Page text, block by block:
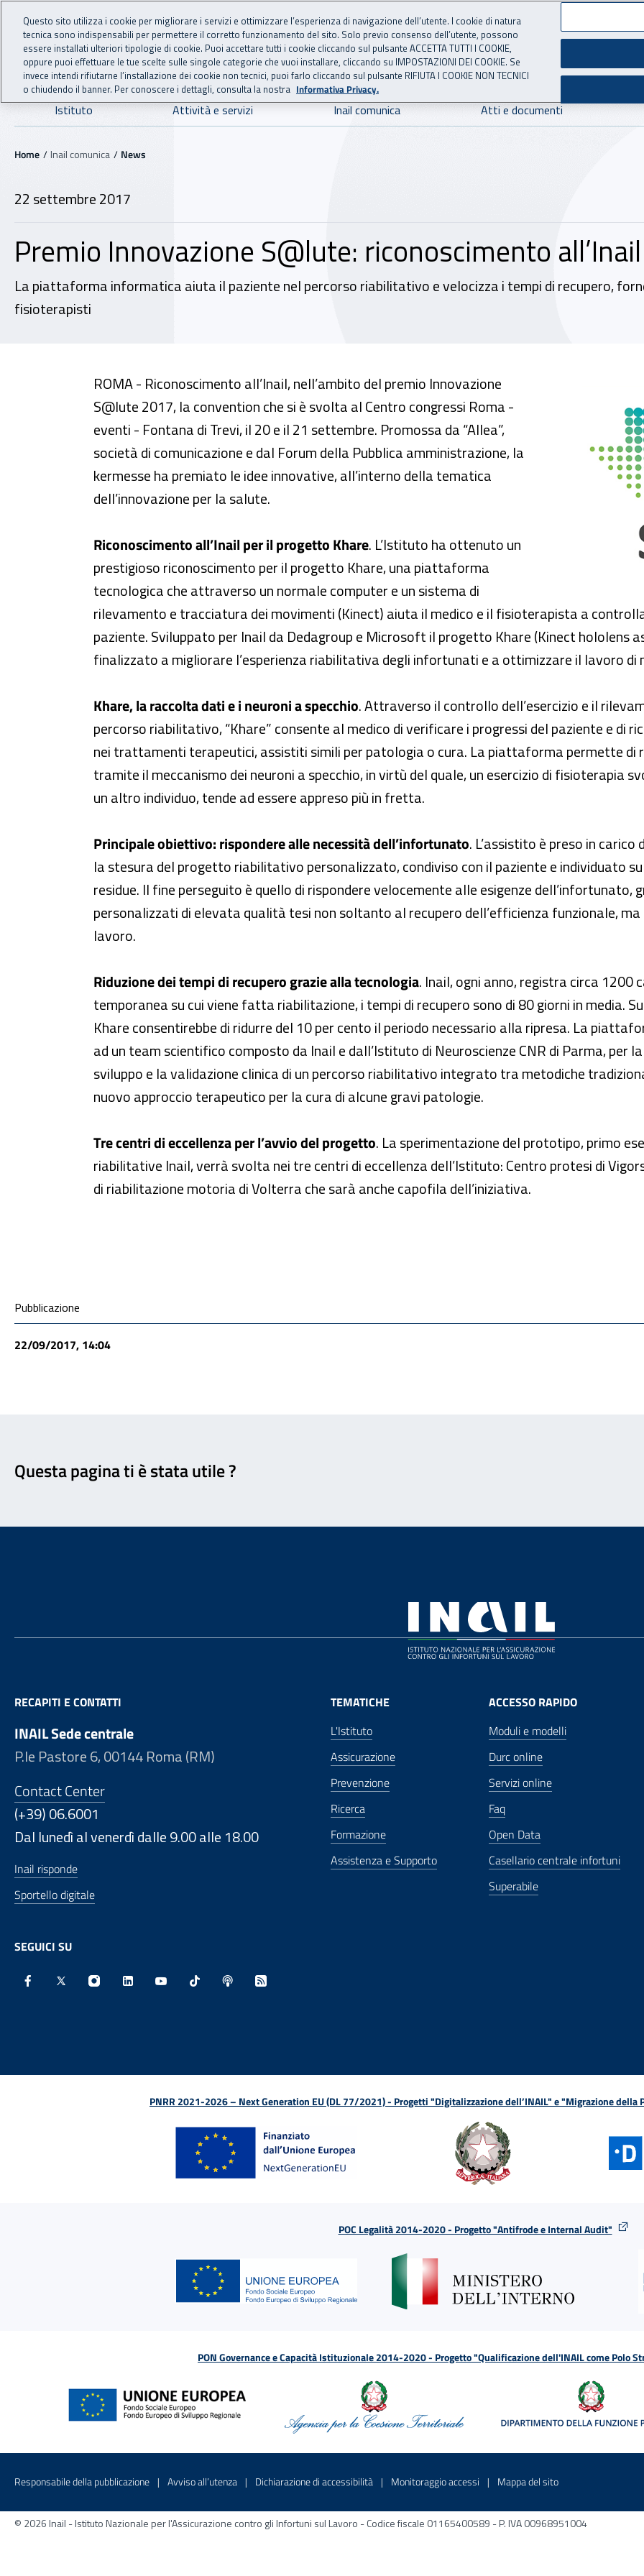
Vai al menu principale
Vai al contenuto principale
INAIL - Istituto Nazionale per l'Assicurazione
Navigazione principale
Istituto Attività e servizi Inail comunica Atti e documenti
Navigazione - Ti trovi in:
Home Inail comunica News
22 settembre 2017
Premio Innovazione S@lute: riconoscimento
La piattaforma informatica aiuta il paziente nel percorso riabilitativo e velocizza i tempi di recupero,
fisioterapisti
Premio Innovazione S@lute: riconoscimento all’Inail per il progetto Khare
ROMA - Riconoscimento all’Inail, nell’ambito del premio Innovazione
S@lute 2017, la convention che si è svolta al Centro congressi Roma -
eventi - Fontana di Trevi, il 20 e il 21 settembre. Promossa da “Allea”,
società di comunicazione e dal Forum della Pubblica amministrazione, la
kermesse ha premiato le idee innovative, all’interno della tematica
dell’innovazione per la salute.
Riconoscimento all’Inail per il progetto Khare. L’Istituto ha ottenuto un
prestigioso riconoscimento per il progetto Khare, una piattaforma
tecnologica che attraverso un normale computer e un sistema di
rilevamento e tracciatura dei movimenti (Kinect) aiuta il medico e il fisioterapista a
paziente. Sviluppato per Inail da Dedagroup e Microsoft il progetto Khare (Kinect hololens
finalizzato a migliorare l’esperienza riabilitativa degli infortunati e a ottimizzare il lavoro di
Khare, la raccolta dati e i neuroni a specchio. Attraverso il controllo dell’esercizio e il
percorso riabilitativo, “Khare” consente al medico di verificare i progressi del paziente e di
nei trattamenti terapeutici, assistiti simili per patologia o cura. La piattaforma permette di
tramite il meccanismo dei neuroni a specchio, in virtù del quale, un esercizio di fisioterapia
un altro individuo, tende ad essere appreso più in fretta.
Principale obiettivo: rispondere alle necessità dell’infortunato. L’assistito è preso in
la stesura del progetto riabilitativo personalizzato, condiviso con il paziente e individuato
residue. Il fine perseguito è quello di rispondere velocemente alle esigenze
personalizzati di elevata qualità tesi non soltanto al recupero dell’efficienza funzionale,
lavoro.
Riduzione dei tempi di recupero grazie alla tecnologia. Inail, ogni anno, registra circa 1200
temporanea su cui viene fatta riabilitazione, i tempi di recupero sono di 80 giorni in media.
Khare consentirebbe di ridurre del 10 per cento il periodo necessario alla ripresa. La
ad un team scientifico composto da Inail e dall’Istituto di Neuroscienze CNR di Parma, per
sviluppo e la validazione clinica di un percorso riabilitativo integrato tra metodiche
nuovo approccio terapeutico per la cura di alcune gravi patologie.
Tre centri di eccellenza per l’avvio del progetto. La sperimentazione del prototipo, primo
riabilitative Inail, verrà svolta nei tre centri di eccellenza dell’Istituto: Centro protesi di
di riabilitazione motoria di Volterra che sarà anche capofila dell’iniziativa.
Condivisione social
Pubblicazione
22/09/2017, 14:04
Questa pagina ti è stata utile ?
RECAPITI E CONTATTI
INAIL Sede centrale
P.le Pastore 6, 00144 Roma (RM)
Contact Center
(+39) 06.6001
Dal lunedì al venerdì dalle 9.00 alle 18.00
Inail risponde
Sportello digitale
SEGUICI SU
TEMATICHE
L'Istituto
Assicurazione
Prevenzione
Ricerca
Formazione
Assistenza e Supporto
ACCESSO RAPIDO
Moduli e modelli
Durc online
Servizi online
Faq
Open Data
Casellario centrale infortuni
Superabile
PNRR 2021-2026 – Next Generation EU (DL 77/2021) - Progetti "Digitalizzazione dell’INAIL" e "Migrazione della
POC Legalità 2014-2020 - Progetto "Antifrode e Internal Audit"
PON Governance e Capacità Istituzionale 2014-2020 - Progetto "Qualificazione dell'INAIL come Polo
Menu di servizio
Responsabile della pubblicazione Sito interno - Apre in una nuova finestra
Avviso all’utenza Sito interno - Apre in una nuova finestra
Dichiarazione di accessibilità Sito interno - Apre in una nuova finestra
Monitoraggio accessi Sito interno - Apre in una nuova
Mappa del sitoSito interno - Apre
© 2026 Inail - Istituto Nazionale per l'Assicurazione contro gli Infortuni sul Lavoro - Codice fiscale 01165400589 - P. IVA 00968951004
Questo sito utilizza i cookie per migliorare i servizi e ottimizzare l’esperienza di navigazione dell’utente. I cookie di natura
tecnica sono indispensabili per permettere il corretto funzionamento del sito. Solo previo consenso dell’utente, possono
essere installati ulteriori tipologie di cookie. Puoi accettare tutti i cookie cliccando sul pulsante ACCETTA TUTTI I COOKIE,
oppure puoi effettuare le tue scelte sulle singole categorie che vuoi installare, cliccando su IMPOSTAZIONI DEI COOKIE. Se
invece intendi rifiutarne l’installazione dei cookie non tecnici, puoi farlo cliccando sul pulsante RIFIUTA I COOKIE NON TECNICI
o chiudendo il banner. Per conoscere i dettagli, consulta la nostra Informativa Privacy.